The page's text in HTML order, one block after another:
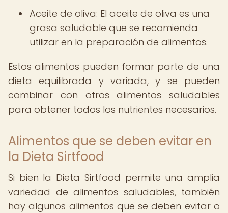
Aceite de oliva: El aceite de oliva es una
grasa saludable que se recomienda
utilizar en la preparación de alimentos.
Estos alimentos pueden formar parte de una
dieta equilibrada y variada, y se pueden
combinar con otros alimentos saludables
para obtener todos los nutrientes necesarios.
Alimentos que se deben evitar en
la Dieta Sirtfood
Si bien la Dieta Sirtfood permite una amplia
variedad de alimentos saludables, también
hay algunos alimentos que se deben evitar o